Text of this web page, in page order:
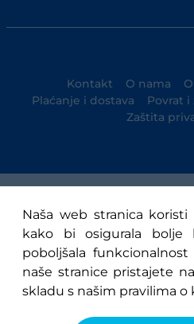
Kontakt O nama
Plaćanje i dostava
Povrat i
Zaštita
© 1947-2025
Naša web stranica
kako bi osigurala bolje
poboljšala
naše stranice pristajete
skladu s našim pravilima o